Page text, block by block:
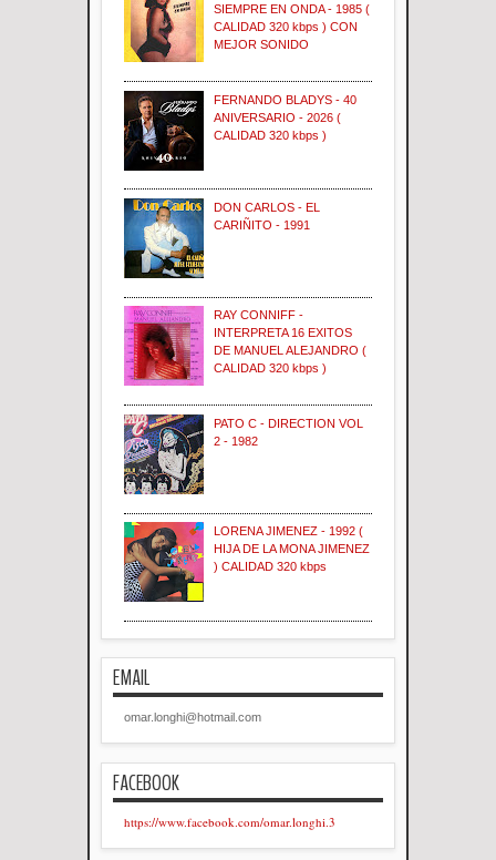
SIEMPRE EN ONDA - 1985 (
CALIDAD 320 kbps ) CON
MEJOR SONIDO
FERNANDO BLADYS - 40
ANIVERSARIO - 2026 (
CALIDAD 320 kbps )
DON CARLOS - EL
CARIÑITO - 1991
RAY CONNIFF -
INTERPRETA 16 EXITOS
DE MANUEL ALEJANDRO (
CALIDAD 320 kbps )
PATO C - DIRECTION VOL
2 - 1982
LORENA JIMENEZ - 1992 (
HIJA DE LA MONA JIMENEZ
) CALIDAD 320 kbps
EMAIL
omar.longhi@hotmail.com
FACEBOOK
https://www.facebook.com/omar.longhi.3